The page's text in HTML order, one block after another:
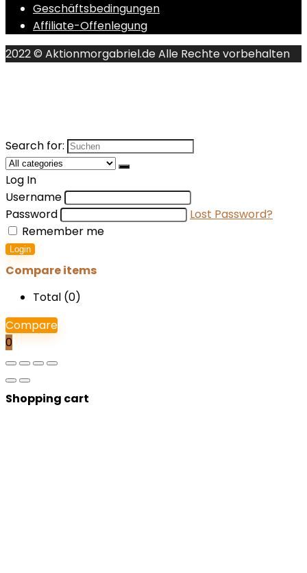
Geschäftsbedingungen
Affiliate-Offenlegung
2022 © Aktionmorgabriel.de Alle Rechte vorbehalten
Search for:
Log In
Username
Password
Lost Password?
Remember me
Login
Compare items
Total (0)
Compare
0
Shopping cart